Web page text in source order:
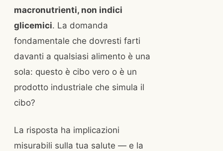
macronutrienti, non indici
glicemici. La domanda
fondamentale che dovresti farti
davanti a qualsiasi alimento è una
sola: questo è cibo vero o è un
prodotto industriale che simula il
cibo?
La risposta ha implicazioni
misurabili sulla tua salute — e la